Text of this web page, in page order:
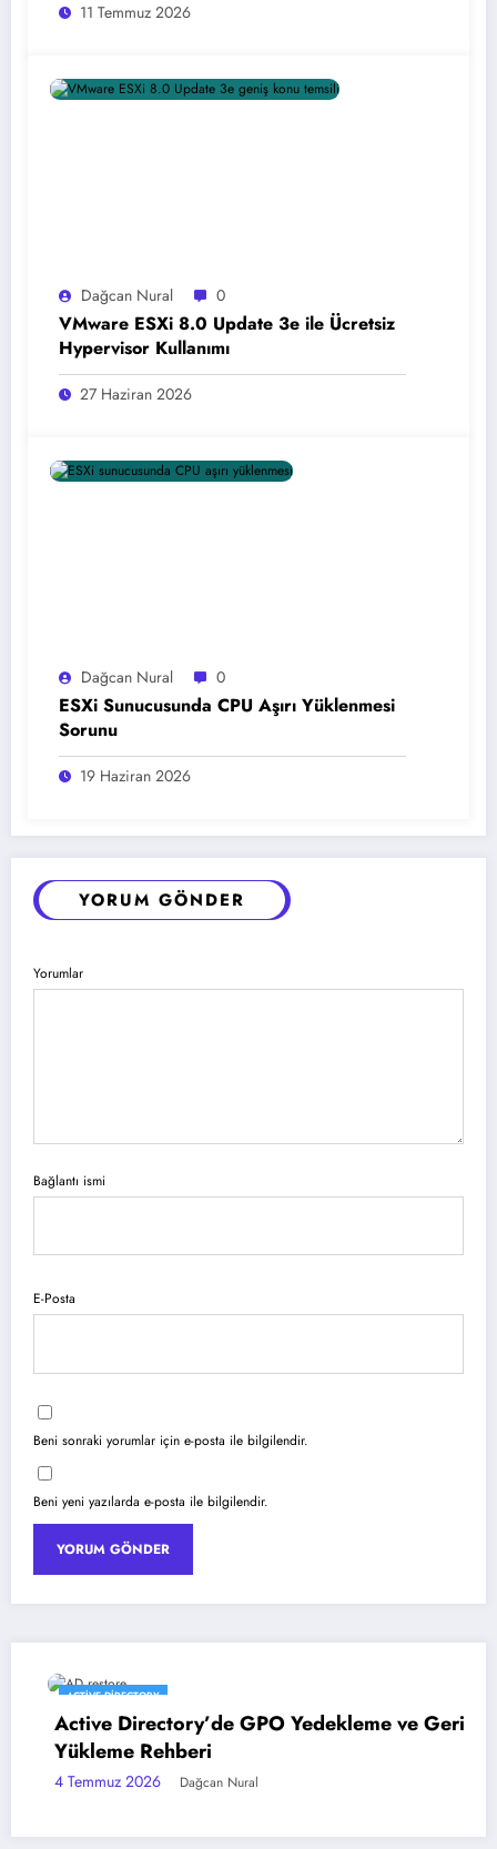
11 Temmuz 2026
Dağcan Nural 0
VMware ESXi 8.0 Update 3e ile Ücretsiz
Hypervisor Kullanımı
27 Haziran 2026
Dağcan Nural 0
ESXi Sunucusunda CPU Aşırı Yüklenmesi
Sorunu
19 Haziran 2026
YORUM GÖNDER
Yorumlar
Bağlantı ismi
E-Posta
Beni sonraki yorumlar için e-posta ile bilgilendir.
Beni yeni yazılarda e-posta ile bilgilendir.
ACTIVE DIRECTORY
Directory’de GPO Yedekleme ve Geri
Rehberi
Temmuz 2026 Dağcan Nural